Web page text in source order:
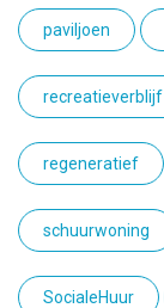
paviljoen
recreatieverblijf
regeneratief
schuurwoning
SocialeHuur